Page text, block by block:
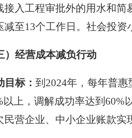
接入工程审批外的用水和
减至13个工作日。 社会投资
） 经营成本减负行动
目标： 到 2024年， 每年普惠
以上，调解成功率达到 60%
民营企业、中小企业账款实